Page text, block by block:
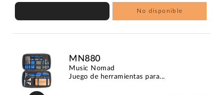
No disponible
MN880
Music Nomad
Juego de herramientas para...